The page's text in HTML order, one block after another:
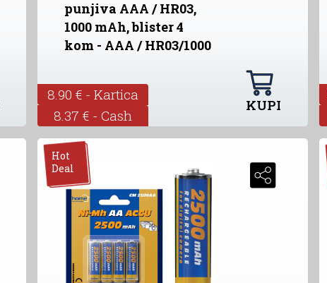
punjiva AAA / HR03,
1000 mAh, blister 4
kom - AAA / HR03/1000
8.90 € - Kartica
8.37 € - Cash
KUPI
Hot
Deal